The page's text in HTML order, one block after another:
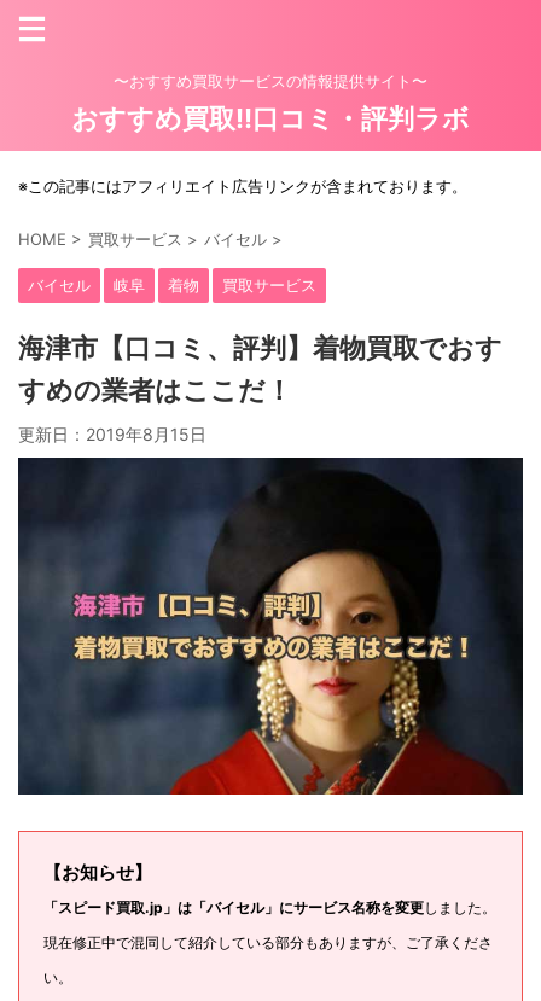
〜おすすめ買取サービスの情報提供サイト〜
おすすめ買取!!口コミ・評判ラボ
※この記事にはアフィリエイト広告リンクが含まれております。
HOME > 買取サービス > バイセル >
バイセル 岐阜 着物 買取サービス
海津市【口コミ、評判】着物買取でおす
すめの業者はここだ！
更新日： 2019年8月15日
【お知らせ】
「スピード買取.jp」は「バイセル」にサービス名称を変更しました。
現在修正中で混同して紹介している部分もありますが、ご了承くださ
い。